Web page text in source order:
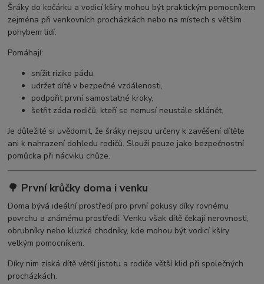
Šráky do kočárku a vodicí kšíry mohou být praktickým pomocníkem
zejména při venkovních procházkách nebo na místech s větším
pohybem lidí.
Pomáhají:
snížit riziko pádu,
udržet dítě v bezpečné vzdálenosti,
podpořit první samostatné kroky,
šetřit záda rodičů, kteří se nemusí neustále sklánět.
Je důležité si uvědomit, že šráky nejsou určeny k zavěšení dítěte
ani k nahrazení dohledu rodičů. Slouží pouze jako bezpečnostní
pomůcka při nácviku chůze.
🌳 První krůčky doma i venku
Doma bývá ideální prostředí pro první pokusy díky rovnému
povrchu a známému prostředí. Venku však dítě čekají nerovnosti,
obrubníky nebo kluzké chodníky, kde mohou být vodicí kšíry
velkým pomocníkem.
Díky nim získá dítě větší jistotu a rodiče větší klid při společných
procházkách.